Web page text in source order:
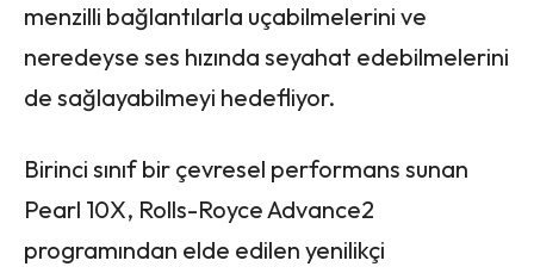
menzilli bağlantılarla uçabilmelerini ve
neredeyse ses hızında seyahat edebilmelerini
de sağlayabilmeyi hedefliyor.
Birinci sınıf bir çevresel performans sunan
Pearl 10X, Rolls-Royce Advance2
programından elde edilen yenilikçi